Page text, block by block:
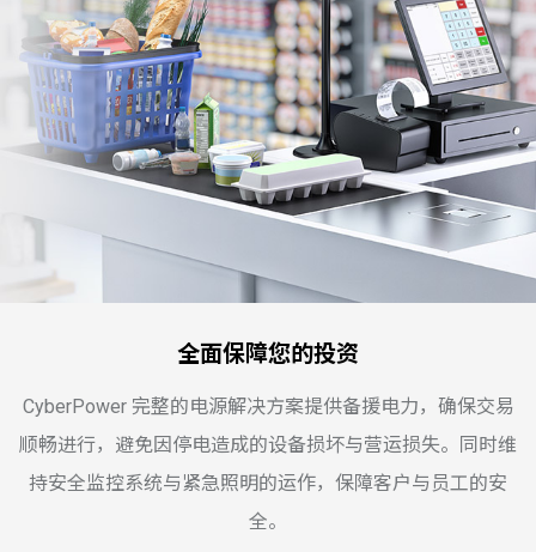
全面保障您的投资
CyberPower 完整的电源解决方案提供备援电力，确保交易
顺畅进行，避免因停电造成的设备损坏与营运损失。同时维
持安全监控系统与紧急照明的运作，保障客户与员工的安
全。